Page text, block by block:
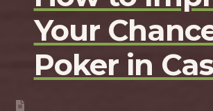
Your
Poker in